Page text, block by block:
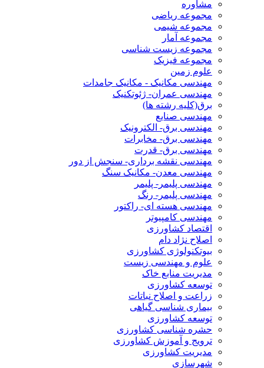
مشاوره
مجموعه ریاضی
مجموعه شیمی
مجموعه آمار
مجموعه زیست شناسی
مجموعه فیزیک
علوم زمین
مهندسی مکانیک - مکانیک جامدات
مهندسی عمران- ژئوتکنیک
برق(کلیه رشته ها)
مهندسی صنایع
مهندسی برق- الکترونیک
مهندسی برق- مخابرات
مهندسی برق- قدرت
مهندسی نقشه برداری- سنجش از دور
مهندسی معدن- مکانیک سنگ
مهندسی پلیمر- پلیمر
مهندسی پلیمر- رنگ
مهندسی هسته ای- راکتور
مهندسی کامپیوتر
اقتصاد کشاورزی
اصلاح نژاد دام
بیوتکنولوژی کشاورزی
علوم و مهندسی زیست
مدیریت منابع خاک
توسعه کشاورزی
زراعت و اصلاح نباتات
بیماری شناسی گیاهی
توسعه کشاورزی
حشره شناسی کشاورزی
ترویج و آموزش کشاورزی
مدیریت کشاورزی
شهرسازی